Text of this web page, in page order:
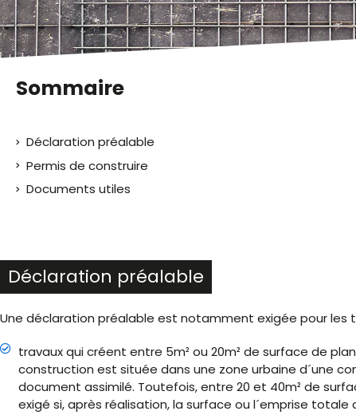
qui
utilisent
un
d'écran ;
Ctrl-
F10
ouvrir
Sommaire
Déclaration préalable
Permis de construire
Documents utiles
Déclaration préalable
Une déclaration préalable est notamment exigée pour les
travaux qui créent entre 5m² ou 20m² de surface de
construction est située dans une zone urbaine d´une
document assimilé. Toutefois, entre 20 et 40m² de
exigé si, après réalisation, la surface ou l´emprise totale